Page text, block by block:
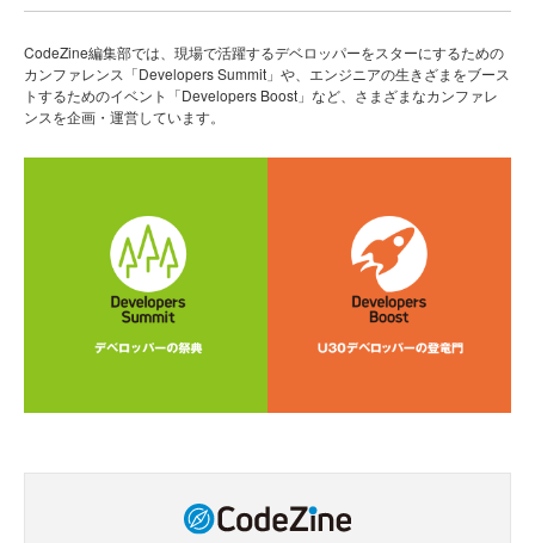
CodeZine編集部では、現場で活躍するデベロッパーをスターにするための
カンファレンス「Developers Summit」や、エンジニアの生きざまをブース
トするためのイベント「Developers Boost」など、さまざまなカンファレ
ンスを企画・運営しています。